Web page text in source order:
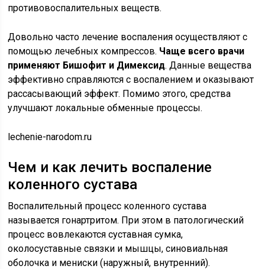
противовоспалительных веществ.
Довольно часто лечение воспаления осуществляют с
помощью лечебных компрессов. Чаще всего врачи
применяют Бишофит и Димексид. Данные вещества
эффективно справляются с воспалением и оказывают
рассасывающий эффект. Помимо этого, средства
улучшают локальные обменные процессы.
lechenie-narodom.ru
Чем и как лечить воспаление
коленного сустава
Воспалительный процесс коленного сустава
называется гонартритом. При этом в патологический
процесс вовлекаются суставная сумка,
околосуставные связки и мышцы, синовиальная
оболочка и мениски (наружный, внутренний).